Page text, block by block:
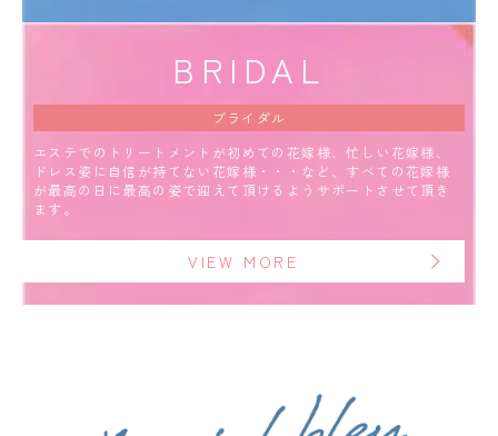
BRIDAL
ブライダル
エステでのトリートメントが初めての花嫁様、忙しい花嫁様、
ドレス姿に自信が持てない花嫁様・・・など、すべての花嫁様
が最高の日に最高の姿で迎えて頂けるようサポートさせて頂き
ます。
VIEW MORE